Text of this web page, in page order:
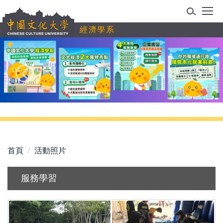
到
主
要
內
容
區
經濟學系
首頁 活動照片
服務學習